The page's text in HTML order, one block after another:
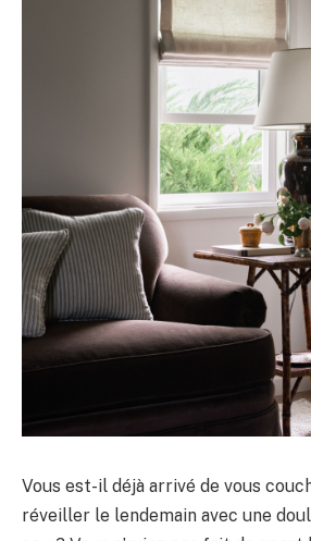
Vous est-il déjà arrivé de vous
réveiller le lendemain avec une